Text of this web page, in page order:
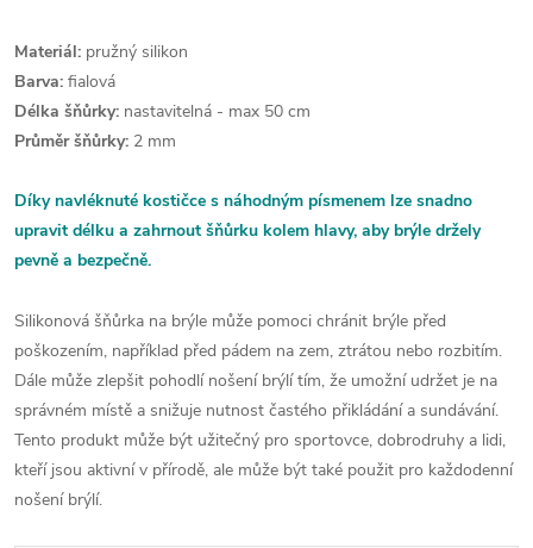
Materiál: pružný silikon
Barva: fialová
Délka šňůrky: nastavitelná - max 50 cm
Průměr šňůrky: 2 mm
Díky navléknuté kostičce s náhodným písmenem lze snadno
upravit délku a zahrnout šňůrku kolem hlavy, aby brýle držely
pevně a bezpečně.
Silikonová šňůrka na brýle může pomoci chránit brýle před
poškozením, například před pádem na zem, ztrátou nebo rozbitím.
Dále může zlepšit pohodlí nošení brýlí tím, že umožní udržet je na
správném místě a snižuje nutnost častého přikládání a sundávání.
Tento produkt může být užitečný pro sportovce, dobrodruhy a lidi,
kteří jsou aktivní v přírodě, ale může být také použit pro každodenní
nošení brýlí.